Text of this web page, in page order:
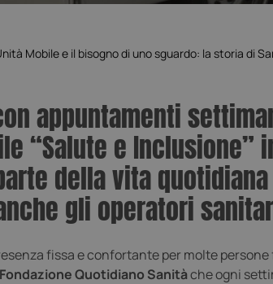
Mobile e il bisogno di uno sguardo: la storia di
appuntamenti
“Salute e
della vita
gli operatori
fissa e confortante per molte
Fondazione Quotidiano Sanitàche ogni